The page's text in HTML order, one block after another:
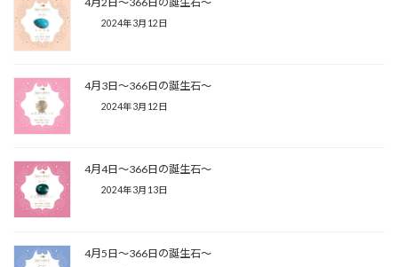
2024年3月12日
4月3日〜366日の誕生石〜
2024年3月12日
4月4日〜366日の誕生石〜
2024年3月13日
4月5日〜366日の誕生石〜